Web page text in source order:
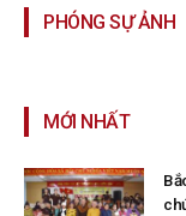
PHÓNG SỰ ẢNH
MỚI NHẤT